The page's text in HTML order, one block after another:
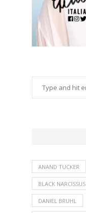
ANAND TUCKER
BLACK NARCISSUS
DANIEL BRUHL